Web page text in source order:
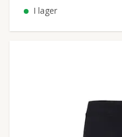
I lager